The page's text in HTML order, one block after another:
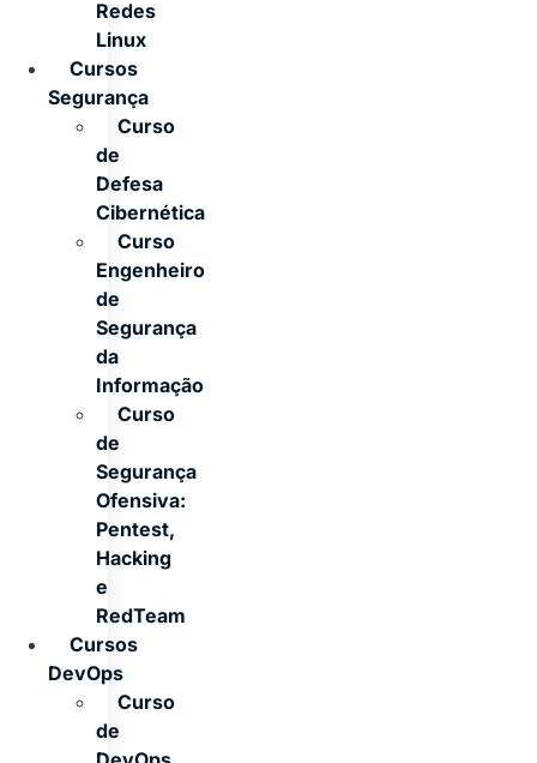
Redes
Linux
Cursos
Segurança
Curso
de
Defesa
Cibernética
Curso
Engenheiro
de
Segurança
da
Informação
Curso
de
Segurança
Ofensiva:
Pentest,
Hacking
e
RedTeam
Cursos
DevOps
Curso
de